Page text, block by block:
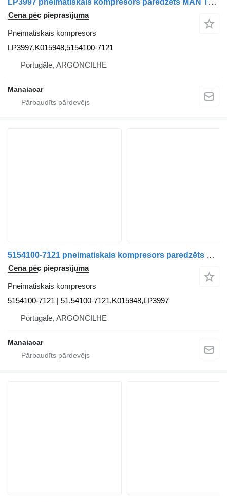
Cena pēc pieprasījuma
Pneimatiskais kompresors
LP3997,K015948,5154100-7121
Portugāle, ARGONCILHE
Manaiacar
5154100-7121 pneimatiskais kompresors paredzēts MAN TGA | 00 kravas automašīnas
Cena pēc pieprasījuma
Pneimatiskais kompresors
5154100-7121 | 51.54100-7121,K015948,LP3997
Portugāle, ARGONCILHE
Manaiacar